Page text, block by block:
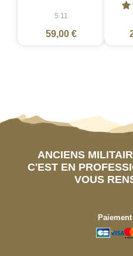
5.11
59,00 €
ANCIENS
C'EST EN
VOUS